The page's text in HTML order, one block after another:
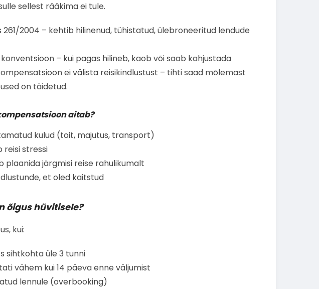
sellest rääkima ei tule.
261/2004 – kehtib hilinenud, tühistatud, ülebroneeritud lendude
– kui pagas hilineb, kaob või saab kahjustada
ei välista reisikindlustust – tihti saad mõlemast
on täidetud.
aitab?
kulud (toit, majutus, transport)
reisi stressi
plaanida järgmisi reise rahulikumalt
et oled kaitstud
õigus hüvitisele?
kui:
sihtkohta üle 3 tunni
vähem kui 14 päeva enne väljumist
lennule (overbooking)